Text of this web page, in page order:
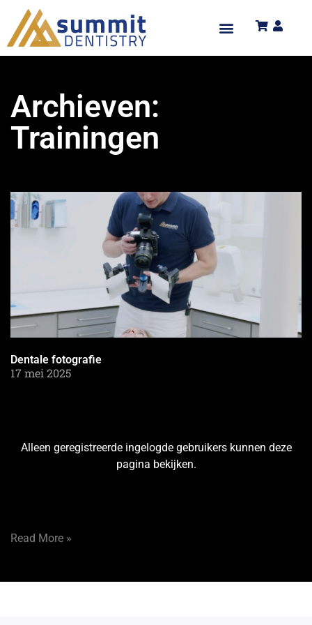
Archieven:
Trainingen
Dentale fotografie
17 mei 2025
Alleen geregistreerde ingelogde gebruikers kunnen deze
pagina bekijken.
Read More »